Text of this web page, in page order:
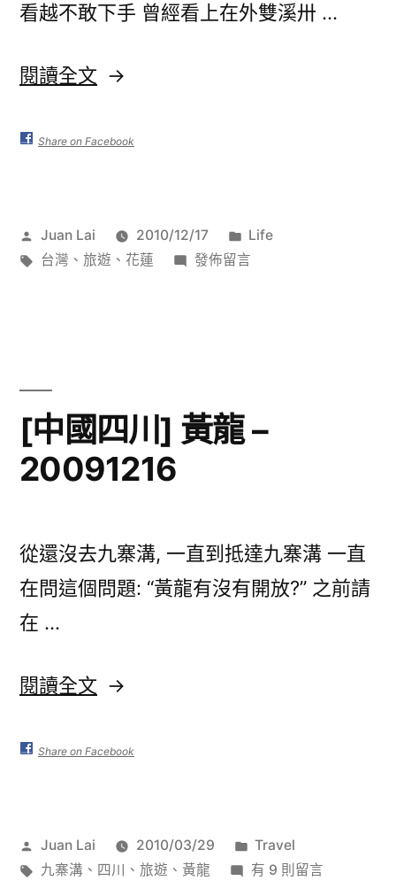
看越不敢下手 曾經看上在外雙溪卅 …
閱讀全文 〈後
淪
Share on Facebook
作
者:
Juan Lai 2010/12/17
分
類:
Life
標
台灣 、 旅遊 、 花蓮
在
發佈留言
[中國四川] 黃龍 –
20091216
從還沒去九寨溝, 一直到抵達九寨溝 一直
在問這個問題: “黃龍有沒有開放?” 之前請
在 …
閱讀全文 〈[中
四
Share on Facebook
作
者:
Juan Lai 2010/03/29
分
類:
Travel
標
九寨溝 、 四川 、 旅遊 、 黃龍
在
有 9 則留言